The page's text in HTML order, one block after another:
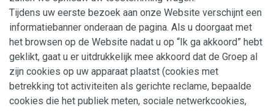
Tijdens uw eerste bezoek aan onze Website verschijnt een
informatiebanner onderaan de pagina. Als u doorgaat met
het browsen op de Website nadat u op “Ik ga akkoord” hebt
geklikt, gaat u er uitdrukkelijk mee akkoord dat de Groep al
zijn cookies op uw apparaat plaatst (cookies met
betrekking tot activiteiten als gerichte reclame, bepaalde
cookies die het publiek meten, sociale netwerkcookies,